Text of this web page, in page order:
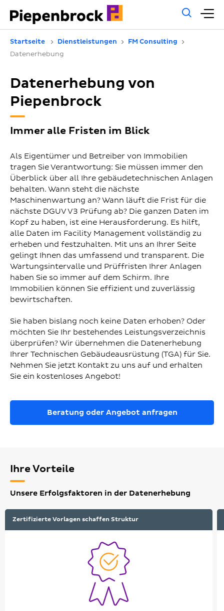
Startseite Dienstleistungen
FM Consulting
Datenerhebung
Datenerhebung von
Piepenbrock
Immer alle Fristen im Blick
Als Eigentümer und Betreiber von Immobilien
tragen Sie Verantwortung: Sie müssen immer den
Überblick über all Ihre gebäudetechnischen Anlagen
behalten. Wann steht die nächste
Maschinenwartung an? Wann läuft die Frist für die
nächste DGUV V3 Prüfung ab? Die ganzen Daten im
Kopf zu haben, ist eine Herausforderung. Es hilft,
alle Daten im Facility Management vollständig zu
erheben und festzuhalten. Mit uns an Ihrer Seite
gelingt Ihnen das umfassend und transparent. Die
Wartungsintervalle und Prüffristen Ihrer Anlagen
haben Sie so immer auf dem Schirm. Ihre
Immobilien können Sie effizient und zuverlässig
bewirtschaften.
Sie haben bislang noch keine Daten erhoben? Oder
möchten Sie Ihr bestehendes Leistungsverzeichnis
überprüfen? Wir übernehmen die Datenerhebung
Ihrer Technischen Gebäudeausrüstung (TGA) für Sie.
Nehmen Sie jetzt Kontakt zu uns auf und erhalten
Sie ein kostenloses Angebot!
Beratung oder Angebot anfragen
Ihre Vorteile
Unsere Erfolgsfaktoren in der Datenerhebung
Zertifizierte Vorlagen schaffen Struktur